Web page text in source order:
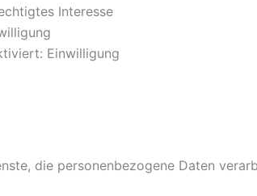
Interesse
Einwilligung
die personenbezogene Daten